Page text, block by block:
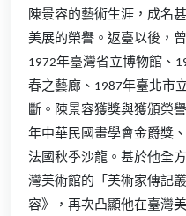
陳景容的藝術生涯，成名
美展的榮譽。返臺以後，
1972年臺灣省立博物館、
春之藝廊、1987年臺北市
斷。陳景容獲獎與獲頒榮
年中華民國畫學會金爵獎
法國秋季沙龍。基於他全
灣美術館的「美術家傳記
容》，再次凸顯他在臺灣